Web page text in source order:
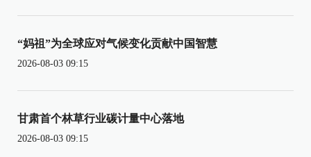
“妈祖”为全球应对气候变化贡献中国智慧
2026-08-03 09:15
甘肃首个林草行业碳计量中心落地
2026-08-03 09:15